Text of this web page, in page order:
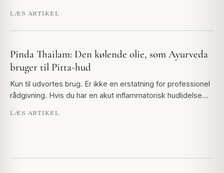
LÆS ARTIKEL
Pinda Thailam: Den kølende olie, som Ayurveda
bruger til Pitta-hud
Kun til udvortes brug. Er ikke en erstatning for professionel
rådgivning. Hvis du har en akut inflammatorisk hudlidelse…
LÆS ARTIKEL